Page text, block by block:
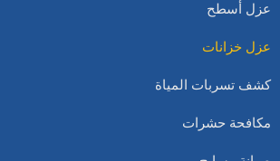
عزل أسطح
عزل خزانات
كشف تسربات المياة
مكافحة حشرات